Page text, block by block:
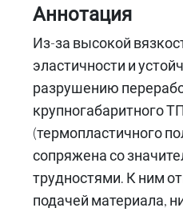
Связаться с нами
简体中文
русский язык
Аннотация
Из-за высокой
эластичности и
разрушению
крупногабаритного
(термопластичного
сопряжена со
трудностями. К ним
подачей материала,